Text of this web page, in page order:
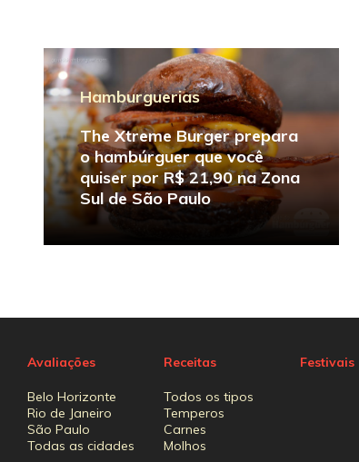
Hamburguerias
The Xtreme Burger prepara
o hambúrguer que você
quiser por R$ 21,90 na Zona
Sul de São Paulo
Avaliações
Belo Horizonte
Rio de Janeiro
São Paulo
Todas as cidades
Receitas
Todos os tipos
Temperos
Carnes
Molhos
Festivais